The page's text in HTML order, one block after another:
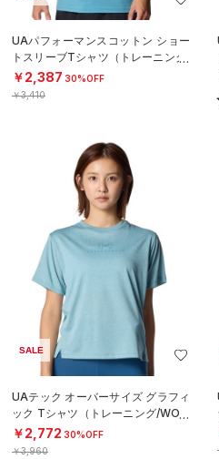
UAパフォーマンスコットン ショー
トスリーブTシャツ（トレーニング/
MEN）
￥2,387 30%OFF
￥3,410
SALE
UAテック オーバーサイズ グラフィ
ック Tシャツ（トレーニング/WOM
EN）
￥2,772 30%OFF
￥3,960